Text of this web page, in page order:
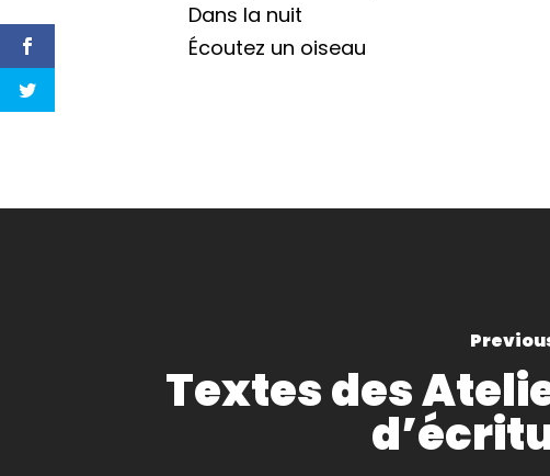
Dans la nuit
Écoutez un oiseau
Textes des